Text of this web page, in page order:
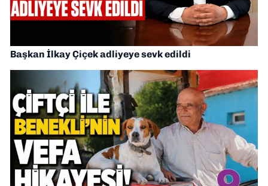
Başkan İlkay Çiçek adliyeye sevk edildi